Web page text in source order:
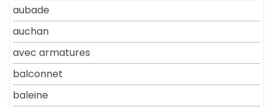
aubade
auchan
avec armatures
balconnet
baleine